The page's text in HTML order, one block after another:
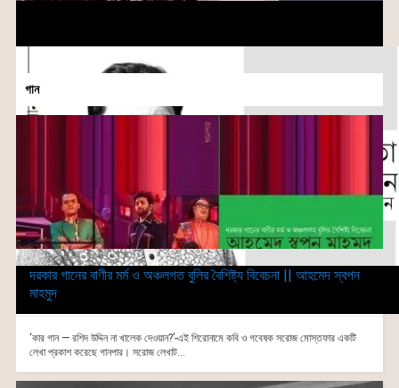
গান
দরকার গানের বাণীর মর্ম ও অঞ্চলগত বুলির বৈশিষ্ট্য বিবেচনা || আহমেদ স্বপন
মাহমুদ
‘কার গান — রশিদ উদ্দিন না খালেক দেওয়ান?’-এই শিরোনামে কবি ও গবেষক সরোজ মোস্তফার একটি
লেখা প্রকাশ করেছে গানপার। সরোজ লেখাট...